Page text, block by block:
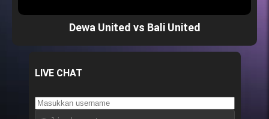
Dewa United vs Bali United
LIVE CHAT